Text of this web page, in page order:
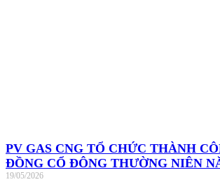
PV GAS CNG TỔ CHỨC THÀNH
ĐỒNG CỔ ĐÔNG THƯỜNG NIÊN
19/05/2026